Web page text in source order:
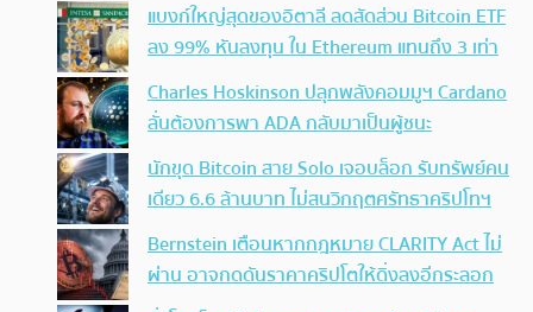
แบงก์ใหญ่สุดของอิตาลี ลดสัดส่วน Bitcoin ETF
ลง 99% หันลงทุน ใน Ethereum แทนถึง 3 เท่า
Charles Hoskinson ปลุกพลังคอมมูฯ Cardano
ลั่นต้องการพา ADA กลับมาเป็นผู้ชนะ
นักขุด Bitcoin สาย Solo เจอบล็อก รับทรัพย์คน
เดียว 6.6 ล้านบาท ไม่สนวิกฤตศรัทธาคริปโทฯ
Bernstein เตือนหากกฎหมาย CLARITY Act ไม่
ผ่าน อาจกดดันราคาคริปโตให้ดิ่งลงอีกระลอก